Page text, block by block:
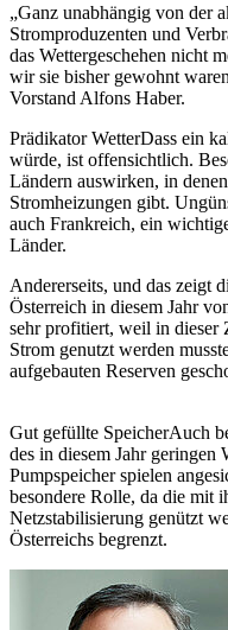
„Ganz unabhängig von der
Stromproduzenten und
das Wettergeschehen nicht
wir sie bisher gewohnt
Vorstand Alfons Haber.
Prädikator WetterDass ein
würde, ist offensichtlich.
Ländern auswirken, in
Stromheizungen gibt.
auch Frankreich, ein
Länder.
Andererseits, und das zeigt
Österreich in diesem Jahr
sehr profitiert, weil in dieser
Strom genutzt werden
aufgebauten Reserven
Gut gefüllte SpeicherAuch
des in diesem Jahr geringen
Pumpspeicher spielen
besondere Rolle, da die mit
Netzstabilisierung genützt
Österreichs begrenzt.